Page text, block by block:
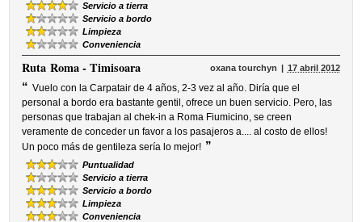
Servicio a tierra
Servicio a bordo
Limpieza
Conveniencia
RutaRoma - Timisoara oxana tourchyn 17 abril 2012
“ Vuelo con la Carpatair de 4 años, 2-3 vez al año. Diría que el
personal a bordo era bastante gentil, ofrece un buen servicio. Pero, las
personas que trabajan al chek-in a Roma Fiumicino, se creen
veramente de conceder un favor a los pasajeros a.... al costo de ellos!
Un poco más de gentileza sería lo mejor! ”
Puntualidad
Servicio a tierra
Servicio a bordo
Limpieza
Conveniencia